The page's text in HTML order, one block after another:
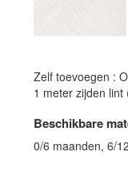
Zelf toevoegen :
1 meter zijden
Beschikbare
0/6 maanden, 6/